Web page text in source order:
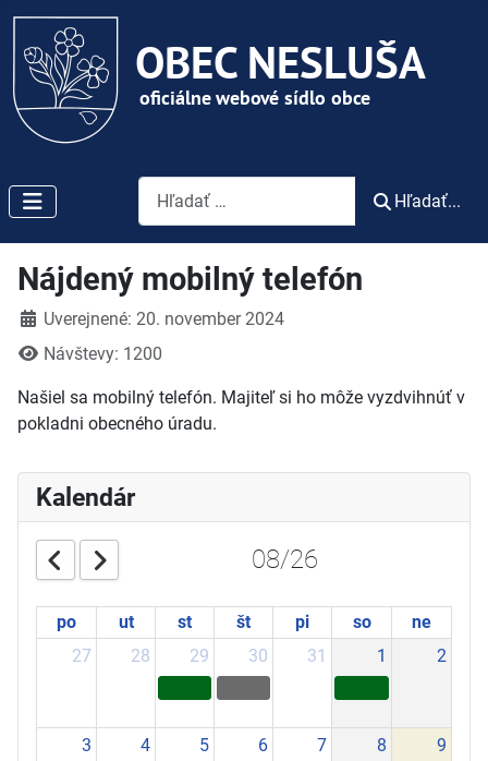
Vyhľadávanie
Hľadať...
Nájdený mobilný telefón
DetailyUverejnené: 20. november 2024
Návštevy: 1200
Našiel sa mobilný telefón. Majiteľ si ho môže vyzdvihnúť v
pokladni obecného úradu.
Kalendár
08/26
po ut st št pi so
ne
27
28 29 30 31 1 2
3 4 5 6 7 8 9